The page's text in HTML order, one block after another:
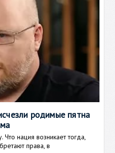
родимые пятна
нация возникает тогда,
права, в